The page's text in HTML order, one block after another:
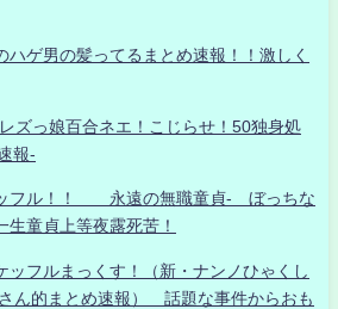
ハゲ男の髪ってるまとめ速報！！激しく
ズっ娘百合ネエ！こじらせ！50独身処
報-
ッフル！！ 永遠の無職童貞- ぼっちな
生童貞上等夜露死苦！
ッフルまっくす！（新・ナンノひゃくし
ん的まとめ速報） 話題な事件からおも